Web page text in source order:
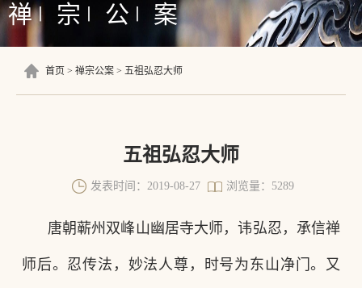
禅丨 宗 公 案
首页 禅宗公案 五祖弘忍大师
五祖弘忍大师
发表时间：2019-08-27 浏览量：5289
唐朝蕲州双峰山幽居寺大师，讳弘忍，承信禅
师后。忍传法，妙法人尊，时号为东山净门。又